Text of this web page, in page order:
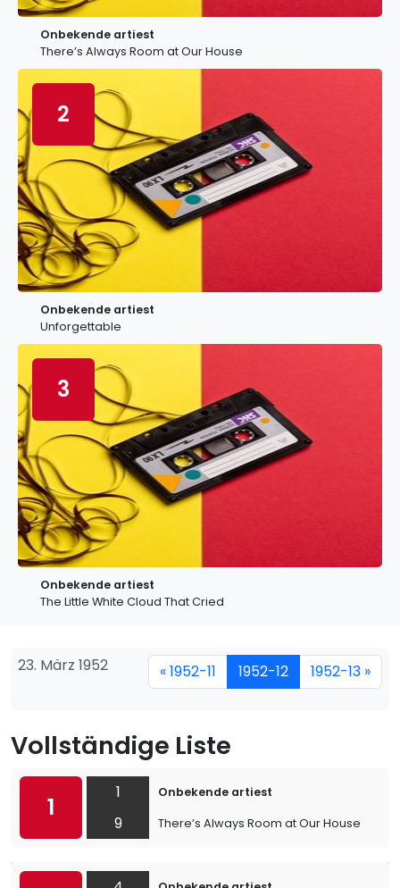
Onbekende artiest
There’s Always Room at Our House
2
Onbekende artiest
Unforgettable
3
Onbekende artiest
The Little White Cloud That Cried
23. März 1952 « 1952-11 1952-12 1952-13 »
Vollständige Liste
1
1
9
Onbekende artiest
There’s Always Room at Our House